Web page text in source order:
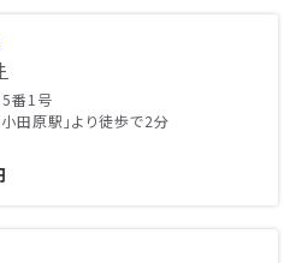
番1号
田原駅」より徒歩で2分